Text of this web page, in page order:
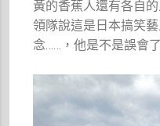
黃的香蕉人還有各自
領隊說這是日本搞笑
念……，他是不是誤會